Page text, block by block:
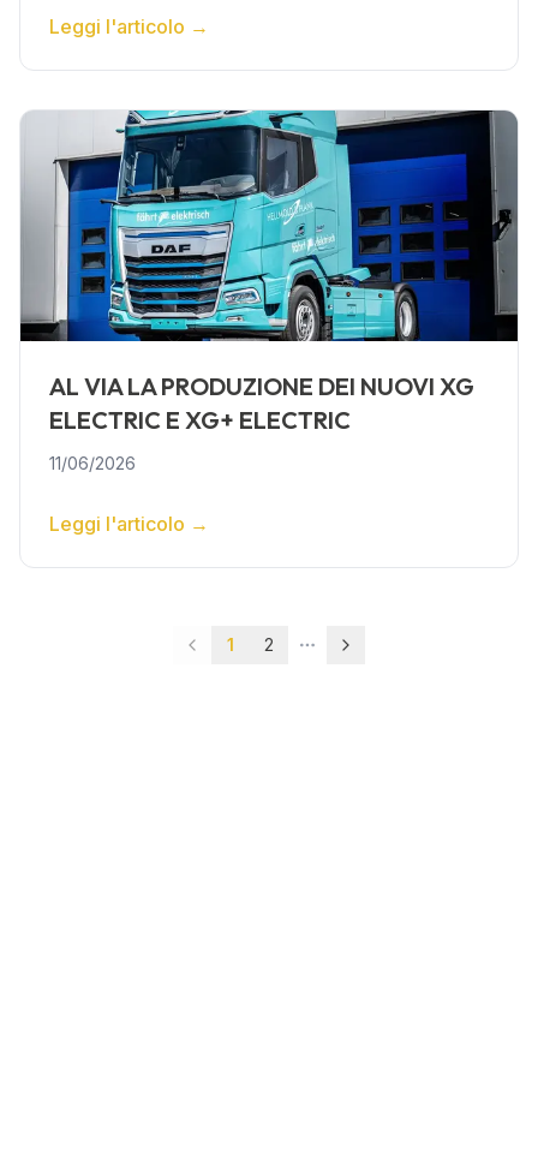
Leggi l'articolo →
AL VIA LA PRODUZIONE DEI NUOVI XG
ELECTRIC E XG+ ELECTRIC
11/06/2026
Leggi l'articolo →
1 2
More pages